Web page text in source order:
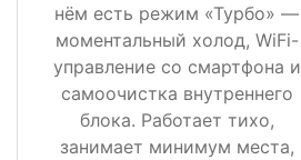
нём есть режим «Турбо» —
моментальный холод, WiFi-
управление со смартфона и
самоочистка внутреннего
блока. Работает тихо,
занимает минимум места,